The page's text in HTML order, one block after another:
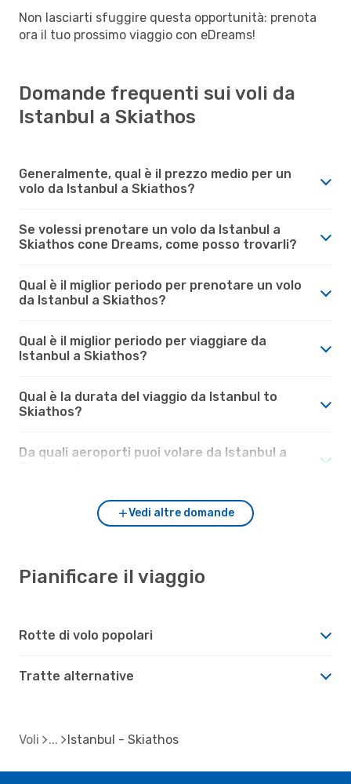
Non lasciarti sfuggire questa opportunità: prenota
ora il tuo prossimo viaggio con eDreams!
Domande frequenti sui voli da
Istanbul a Skiathos
Generalmente, qual è il prezzo medio per un
volo da Istanbul a Skiathos?
Se volessi prenotare un volo da Istanbul a
Skiathos cone Dreams, come posso trovarli?
Qual è il miglior periodo per prenotare un volo
da Istanbul a Skiathos?
Qual è il miglior periodo per viaggiare da
Istanbul a Skiathos?
Qual è la durata del viaggio da Istanbul to
Skiathos?
Da quali aeroporti puoi volare da Istanbul a
Vedi altre domande
Pianificare il viaggio
Rotte di volo popolari
Tratte alternative
Voli Istanbul - Skiathos